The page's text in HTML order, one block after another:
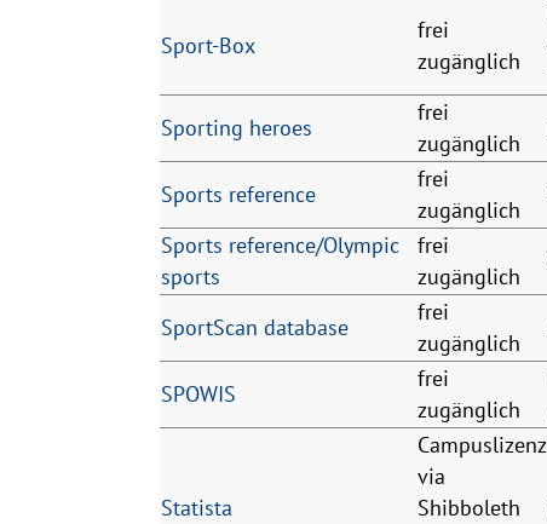
Sport-Box
frei
zugänglich
Sporting heroes
frei
zugänglich
Sports reference
frei
zugänglich
Sports reference/Olympic
sports
frei
zugänglich
SportScan database
frei
zugänglich
SPOWIS
frei
zugänglich
Statista
Campuslizenz
via
Shibboleth